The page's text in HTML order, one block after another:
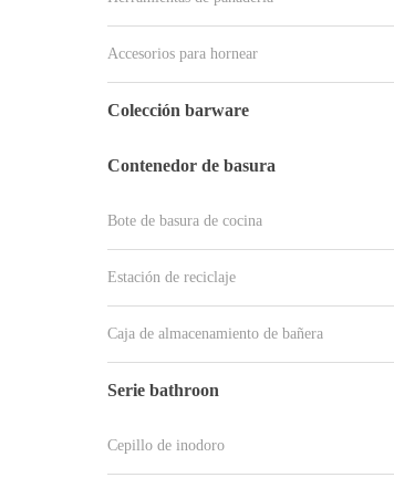
Accesorios para hornear
Colección barware
Contenedor de basura
Bote de basura de cocina
Estación de reciclaje
Caja de almacenamiento de bañera
Serie bathroon
Cepillo de inodoro